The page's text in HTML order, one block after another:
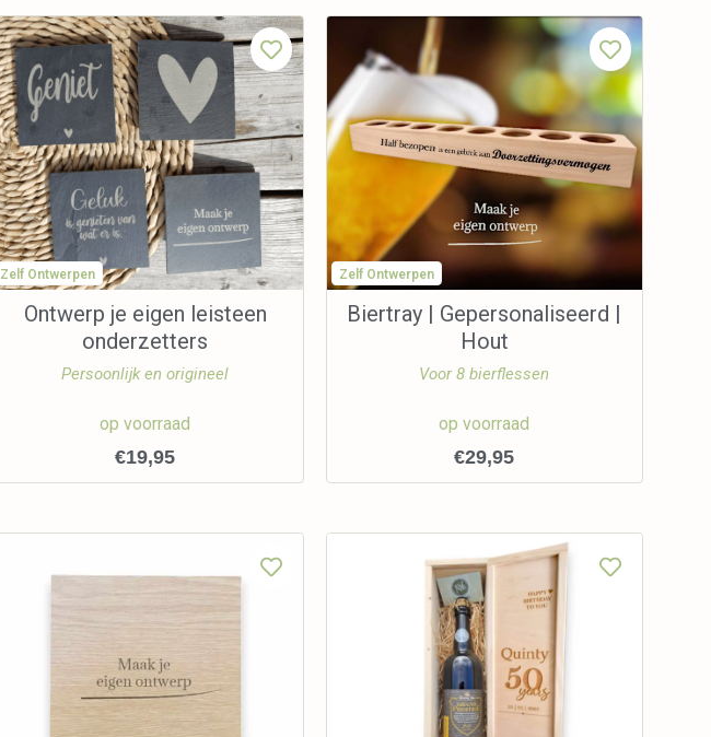
Zelf Ontwerpen
Ontwerp je eigen leisteen
onderzetters
Persoonlijk en origineel
op voorraad
€19,95
Zelf Ontwerpen
Biertray | Gepersonaliseerd |
Hout
Voor 8 bierflessen
op voorraad
€29,95